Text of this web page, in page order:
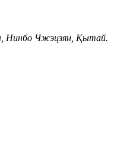
Нинбо Чжэцзян, Қытай.